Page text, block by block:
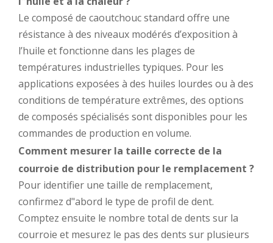
Le composé de caoutchouc standard offre une
résistance à des niveaux modérés d’exposition à
l’huile et fonctionne dans les plages de
températures industrielles typiques. Pour les
applications exposées à des huiles lourdes ou à des
conditions de température extrêmes, des options
de composés spécialisés sont disponibles pour les
commandes de production en volume.
Comment mesurer la taille correcte de la
courroie de distribution pour le remplacement ?
Pour identifier une taille de remplacement,
confirmez d"abord le type de profil de dent.
Comptez ensuite le nombre total de dents sur la
courroie et mesurez le pas des dents sur plusieurs